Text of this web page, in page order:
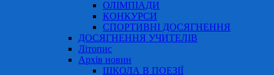
ОЛІМПІАДИ
КОНКУРСИ
СПОРТИВНІ ДОСЯГНЕННЯ
ДОСЯГНЕННЯ УЧИТЕЛІВ
Літопис
Архів новин
ШКОЛА В ПОЕЗІЇ